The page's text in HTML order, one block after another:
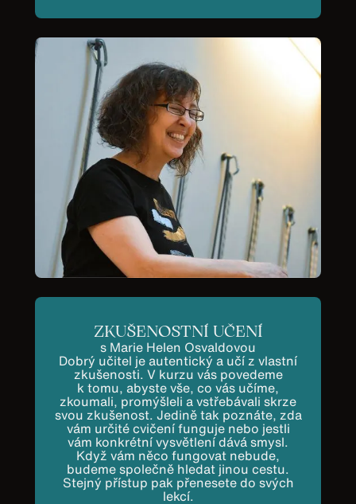
ZKUŠENOSTNÍ UČENÍ
s Marie Helen Osvaldovou
Dobrý učitel je autentický a učí z vlastní
zkušenosti. V kurzu vás povedeme
k tomu, abyste vše, co vás učíme,
zkoumali, promýšleli a vstřebávali skrze
svou zkušenost. Jedině tak poznáte, zda
vám určité cvičení funguje nebo jestli
vám konkrétní vysvětlení dává smysl.
Když vám něco fungovat nebude,
budeme společně hledat jinou cestu.
Stejný přístup pak přenesete do svých
lekcí.